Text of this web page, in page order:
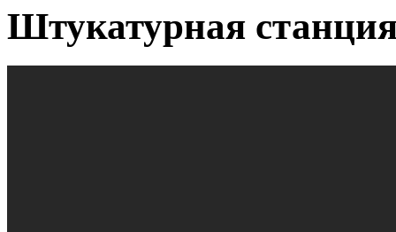
Штукатурная